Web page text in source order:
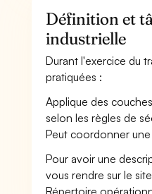
Définition et
industrielle
Durant l'exercice du
pratiquées :
Applique des
selon les règles de
Peut coordonner
Pour avoir une
vous rendre sur le
Répertoire